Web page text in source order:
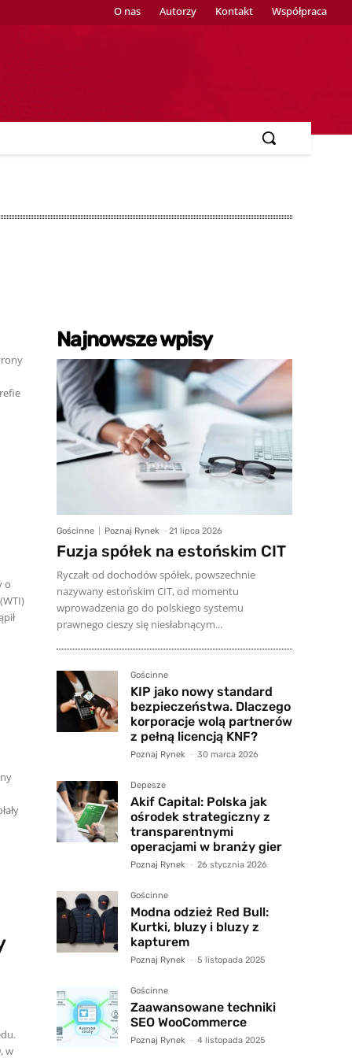
O nas Autorzy Kontakt Współpraca
o
w
Najnowsze wpisy
Gościnne Poznaj Rynek - 21 lipca 2026
Fuzja spółek na estońskim CIT
Ryczałt od dochodów spółek, powszechnie
nazywany estońskim CIT, od momentu
wprowadzenia go do polskiego systemu
prawnego cieszy się niesłabnącym...
Gościnne
KIP jako nowy standard
bezpieczeństwa. Dlaczego
korporacje wolą partnerów
z pełną licencją KNF?
Poznaj Rynek - 30 marca 2026
Depesze
Akif Capital: Polska jak
ośrodek strategiczny z
transparentnymi
operacjami w branży gier
Poznaj Rynek - 26 stycznia 2026
Gościnne
Modna odzież Red Bull:
Kurtki, bluzy i bluzy z
kapturem
Poznaj Rynek - 5 listopada 2025
Gościnne
Zaawansowane techniki
SEO WooCommerce
Poznaj Rynek - 4 listopada 2025